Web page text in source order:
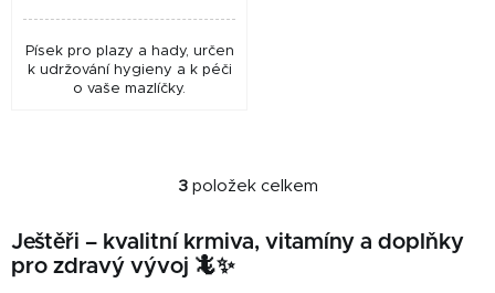
Písek pro plazy a hady, určen
k udržování hygieny a k péči
o vaše mazlíčky.
O
l
3položek celkem
Ještěři – kvalitní krmiva, vitamíny a doplňky
pro zdravý vývoj 🦎✨